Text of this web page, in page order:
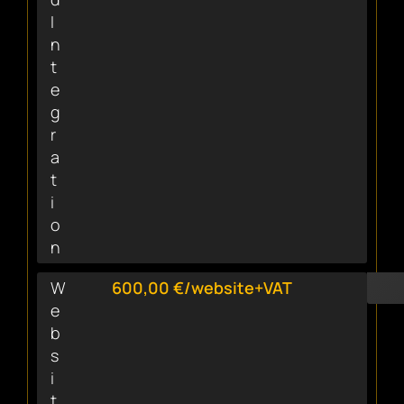
I
n
t
e
g
r
a
t
i
o
n
W
e
b
s
i
600,00 €/website+VAT